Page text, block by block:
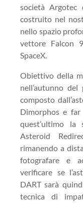
società
costruito nel
nello spazio
vettore Falcon
SpaceX.
Obiettivo della
nell’autunno
composto
Dimorphos e
quest’ultimo la
Asteroid
rimanendo a
fotografare e
verificare se
DART sarà
tecnica di